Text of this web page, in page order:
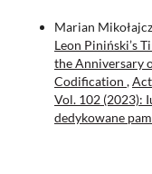
Marian
Leon Piniński’s
the Anniversary
Codification ,
Vol. 102 (2023):
dedykowane